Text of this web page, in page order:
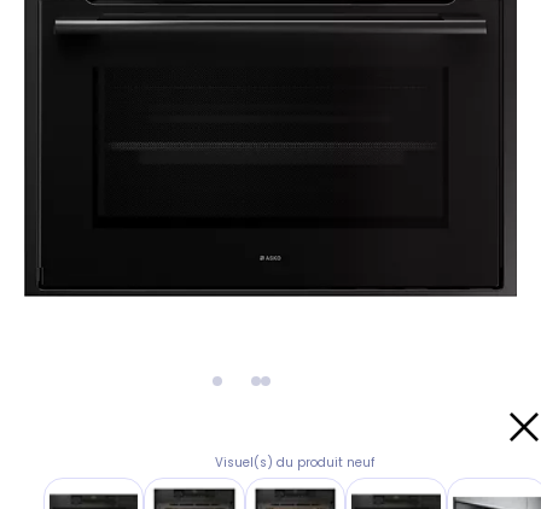
Visuel(s) du produit neuf